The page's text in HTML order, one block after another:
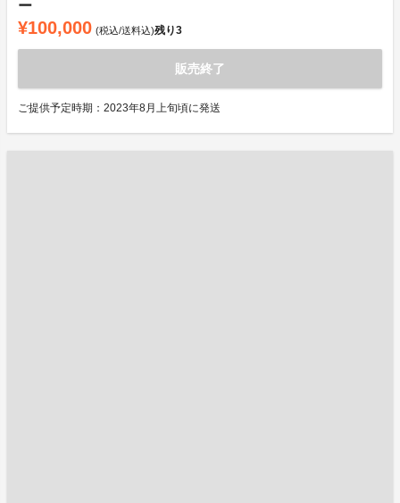
ー
¥100,000 (税込/送料込)残り3
販売終了
ご提供予定時期：2023年8月上旬頃に発送